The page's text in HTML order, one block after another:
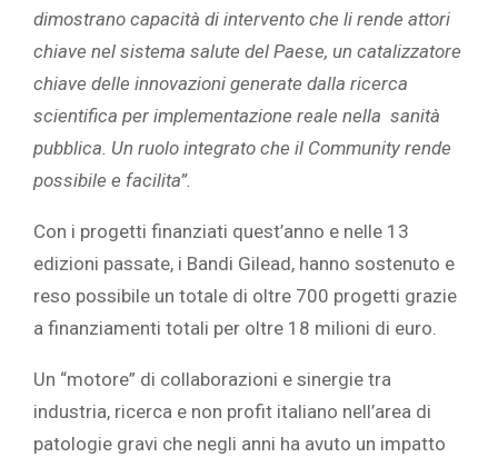
dimostrano capacità di intervento che li rende attori
chiave nel sistema salute del Paese, un catalizzatore
chiave delle innovazioni generate dalla ricerca
scientifica per implementazione reale nella sanità
pubblica. Un ruolo integrato che il Community rende
possibile e facilita”.
Con i progetti finanziati quest’anno e nelle 13
edizioni passate, i Bandi Gilead, hanno sostenuto e
reso possibile un totale di oltre 700 progetti grazie
a finanziamenti totali per oltre 18 milioni di euro.
Un “motore” di collaborazioni e sinergie tra
industria, ricerca e non profit italiano nell’area di
patologie gravi che negli anni ha avuto un impatto